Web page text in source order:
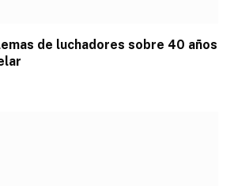
de luchadores sobre 40 años